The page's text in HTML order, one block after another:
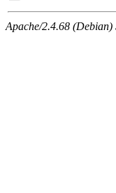
Apache/2.4.68 (Debian)